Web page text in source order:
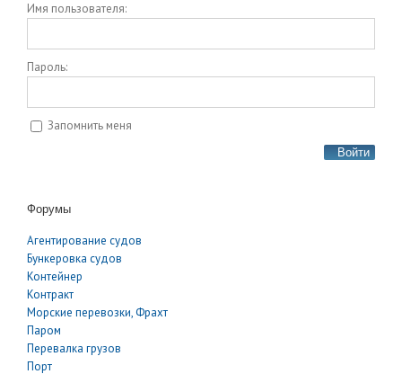
Имя пользователя:
Пароль:
Запомнить меня
Войти
Форумы
Агентирование судов
Бункеровка судов
Контейнер
Контракт
Морские перевозки, Фрахт
Паром
Перевалка грузов
Порт